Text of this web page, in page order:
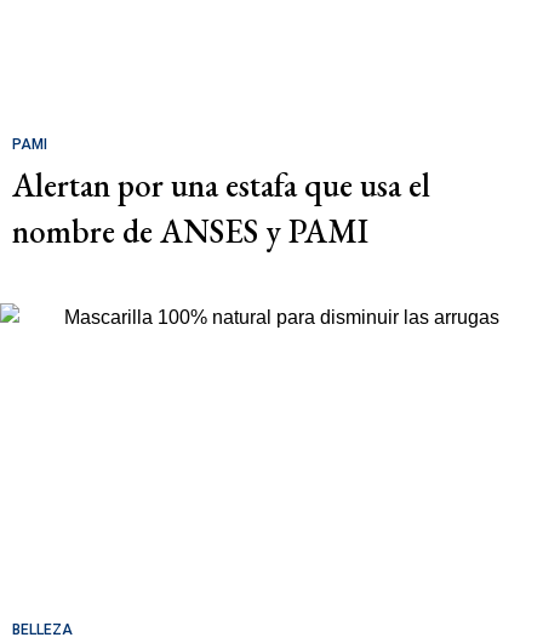
PAMI
Alertan por una estafa que usa el
nombre de ANSES y PAMI
BELLEZA